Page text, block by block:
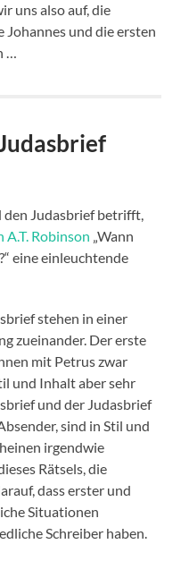
uns also auf, die
Johannes und die ersten
…
den Judasbrief betrifft,
A.T. Robinson „Wann
eine einleuchtende
stehen in einer
zueinander. Der erste
mit Petrus zwar
und Inhalt aber sehr
und der Judasbrief
sind in Stil und
irgendwie
Rätsels, die
dass erster und
Situationen
Schreiber haben.